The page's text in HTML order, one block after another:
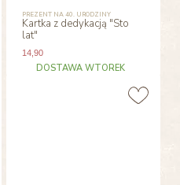
PREZENT NA 40. URODZINY
Kartka z dedykacją "Sto
lat"
14 ,90
DOSTAWA WTOREK